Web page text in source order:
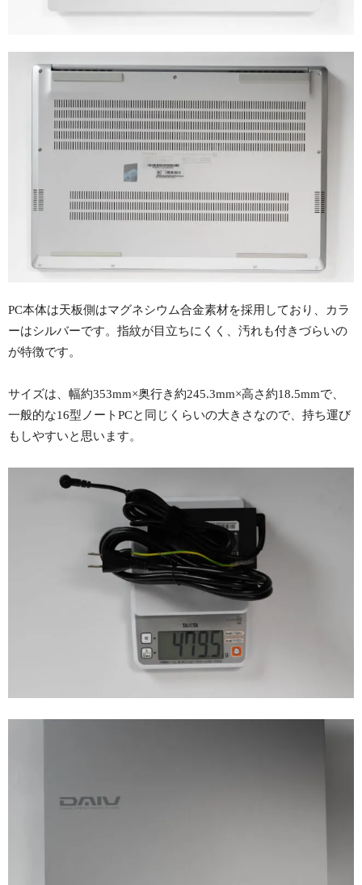
PC本体は天板側はマグネシウム合金素材を採用しており、カラ
ーはシルバーです。指紋が目立ちにくく、汚れも付きづらいの
が特徴です。
サイズは、幅約353mm×奥行き約245.3mm×高さ約18.5mmで、
一般的な16型ノートPCと同じくらいの大きさなので、持ち運び
もしやすいと思います。